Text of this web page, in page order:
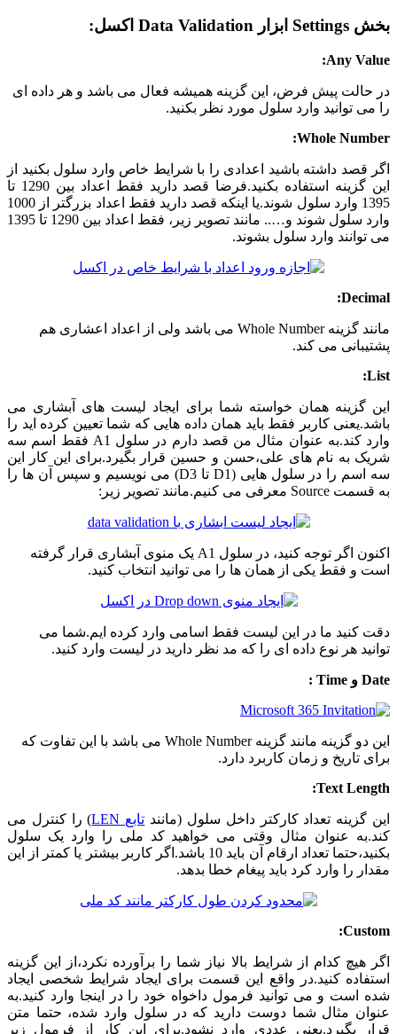
بخش Settings ابزار Data Validation اکسل:
Any Value:
در حالت پیش فرض، این گزینه همیشه فعال می باشد و هر داده ای
را می توانید وارد سلول مورد نظر بکنید.
Whole Number:
اگر قصد داشته باشید اعدادی را با شرایط خاص وارد سلول بکنید از
این گزینه استفاده بکنید.فرضا قصد دارید فقط اعداد بین 1290 تا
1395 وارد سلول شوند.یا اینکه قصد دارید فقط اعداد بزرگتر از 1000
وارد سلول شوند و….. مانند تصویر زیر، فقط اعداد بین 1290 تا 1395
می توانند وارد سلول بشوند.
Decimal:
مانند گزینه Whole Number می باشد ولی از اعداد اعشاری هم
پشتیبانی می کند.
List:
این گزینه همان خواسته شما برای ایجاد لیست های آبشاری می
باشد.یعنی کاربر فقط باید همان داده هایی که شما تعیین کرده اید را
وارد کند.به عنوان مثال من قصد دارم در سلول A1 فقط اسم سه
شریک به نام های علی،حسن و حسین قرار بگیرد.برای این کار این
سه اسم را در سلول هایی (D1 تا D3) می نویسیم و سپس آن ها را
به قسمت Source معرفی می کنیم.مانند تصویر زیر:
اکنون اگر توجه کنید، در سلول A1 یک منوی آبشاری قرار گرفته
است و فقط یکی از همان ها را می توانید انتخاب کنید.
دقت کنید ما در این لیست فقط اسامی وارد کرده ایم.شما می
توانید هر نوع داده ای را که مد نظر دارید در لیست وارد کنید.
Date و Time :
این دو گزینه مانند گزینه Whole Number می باشد با این تفاوت که
برای تاریخ و زمان کاربرد دارد.
Text Length:
این گزینه تعداد کارکتر داخل سلول (مانند تابع LEN
) را کنترل می
کند.به عنوان مثال وقتی می خواهید کد ملی را وارد یک سلول
بکنید،حتما تعداد ارقام آن باید 10 باشد.اگر کاربر بیشتر یا کمتر از این
مقدار را وارد کرد باید پیغام خطا بدهد.
Custom:
اگر هیچ کدام از شرایط بالا نیاز شما را برآورده نکرد،از این گزینه
استفاده کنید.در واقع این قسمت برای ایجاد شرایط شخصی ایجاد
شده است و می توانید فرمول داخواه خود را در اینجا وارد کنید.به
عنوان مثال شما دوست دارید که در سلول وارد شده، حتما متن
قرار بگیرد.یعنی عددی وارد نشود.برای این کار از فرمول زیر